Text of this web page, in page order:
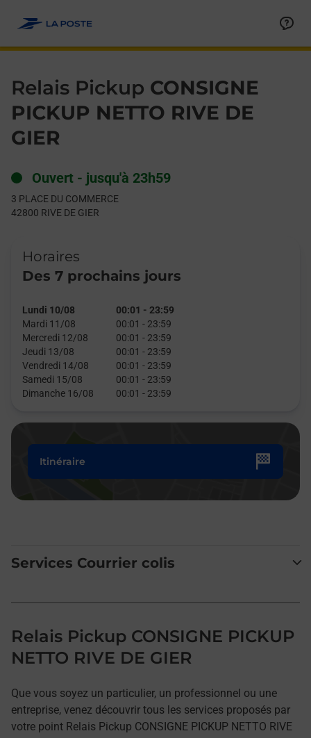
Relais Pickup CONSIGNE
PICKUP NETTO RIVE DE
GIER
Ouvert - jusqu'à 23h59
3 PLACE DU COMMERCE
42800 RIVE DE GIER
Horaires
Des 7 prochains jours
Lundi 10/08 00:01 - 23:59
Mardi 11/08
00:01 - 23:59
Mercredi 12/08
00:01 - 23:59
Jeudi 13/08
00:01 - 23:59
Vendredi 14/08
00:01 - 23:59
Samedi 15/08
00:01 - 23:59
Dimanche 16/08
00:01 - 23:59
Itinéraire
Services Courrier colis
Relais Pickup CONSIGNE PICKUP
NETTO RIVE DE GIER
Que vous soyez un particulier, un professionnel ou une
entreprise, venez découvrir tous les services proposés par
votre point Relais Pickup CONSIGNE PICKUP NETTO RIVE